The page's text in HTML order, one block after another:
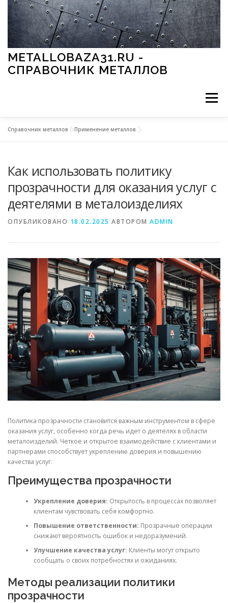
Перейти к содержимому
METALLOBAZA31.RU -
СПРАВОЧНИК МЕТАЛЛОВ
Меню
МЕТАЛЛЫ И ОКРУЖАЮЩАЯ СРЕДА
СТАТЬИ
Справочник металлов »Применение металлов
Как использовать политику
прозрачности для оказания услуг с
деятелями в металоизделиях
ОПУБЛИКОВАНО 18.02.2025 АВТОРОМ ADMIN
Политика прозрачности становится важным инструментом в сфере
оказания услуг, особенно когда речь идет о деятелях в области
металоизделий. Четкое и открытое взаимодействие с клиентами и
партнерами способствует укреплению доверия и повышению
качества услуг.
Преимущества прозрачности
Укрепление доверия: Открытость в процессах позволяет
клиентам чувствовать себя комфортно.
Повышение ответственности: Прозрачные операции
снижают вероятность ошибок и недоразумений.
Улучшение качества услуг: Клиенты могут открыто
сообщать о своих потребностях и ожиданиях.
Методы реализации политики
прозрачности